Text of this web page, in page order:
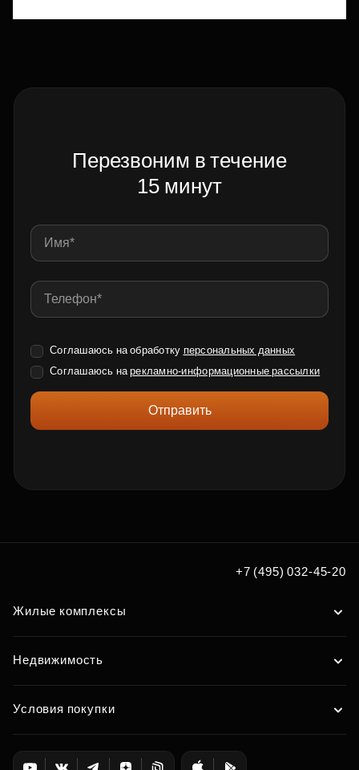
Перезвоним в течение
15 минут
Соглашаюсь на обработку персональных данных
Соглашаюсь нарекламно-информационные рассылки
Отправить
+7 (495) 032-45-20
Жилые комплексы
Недвижимость
Условия покупки